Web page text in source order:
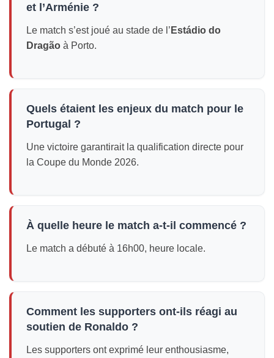
et l’Arménie ?
Le match s’est joué au stade de l’ Estádio do
Dragão à Porto.
Quels étaient les enjeux du match pour le
Portugal ?
Une victoire garantirait la qualification directe pour
la Coupe du Monde 2026.
À quelle heure le match a-t-il commencé ?
Le match a débuté à 16h00, heure locale.
Comment les supporters ont-ils réagi au
soutien de Ronaldo ?
Les supporters ont exprimé leur enthousiasme,